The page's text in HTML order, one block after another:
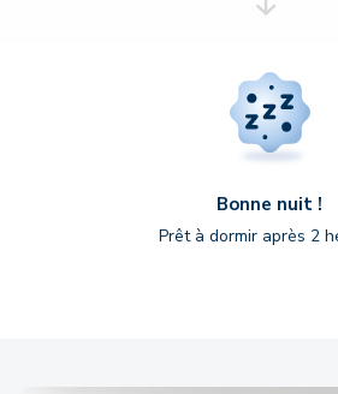
Bonne nuit !
Prêt à dormir après 2